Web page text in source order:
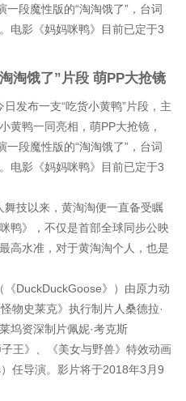
一段魔性版的“淘淘饿了”，台词
电影《妈妈咪鸭》目前已定于3
淘饿了”片段 萌PP大抢镜
发布一支“吃货小黄鸭”片段，主
黄鸭一同亮相，萌PP大抢镜，
一段魔性版的“淘淘饿了”，台词
电影《妈妈咪鸭》目前已定于3
舞技以来，黄淘淘便一直备受瞩
鸭》，不仅是首部全球同步公映
高水准，对于黄淘淘个人，也是
DuckDuckGoose》）由原力动
物史莱克》执行制片人桑德拉·
坞资深制片佩妮·考克斯
王》、《美女与野兽》特效动画
任导演。影片将于2018年3月9